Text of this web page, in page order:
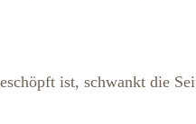
ist, schwankt die